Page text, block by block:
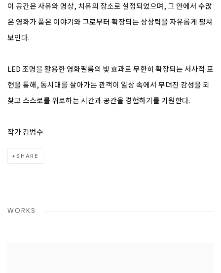
이 공간은 사유와 명상, 치유의 장소로 설정되었으며, 그 안에서 수많
은 영화가 품은 이야기와 그로부터 확장되는 상상력을 자유롭게 펼쳐
보인다.
LED 조명을 활용한 영화필름의 빛 효과로 무한히 확장되는 서사적 표
현을 통해, 동시대를 살아가는 관객이 일상 속에서 무뎌진 감성을 되
찾고 스스로를 위로하는 시간과 공간을 경험하기를 기원한다.
작가 김범수
SHARE
WORKS